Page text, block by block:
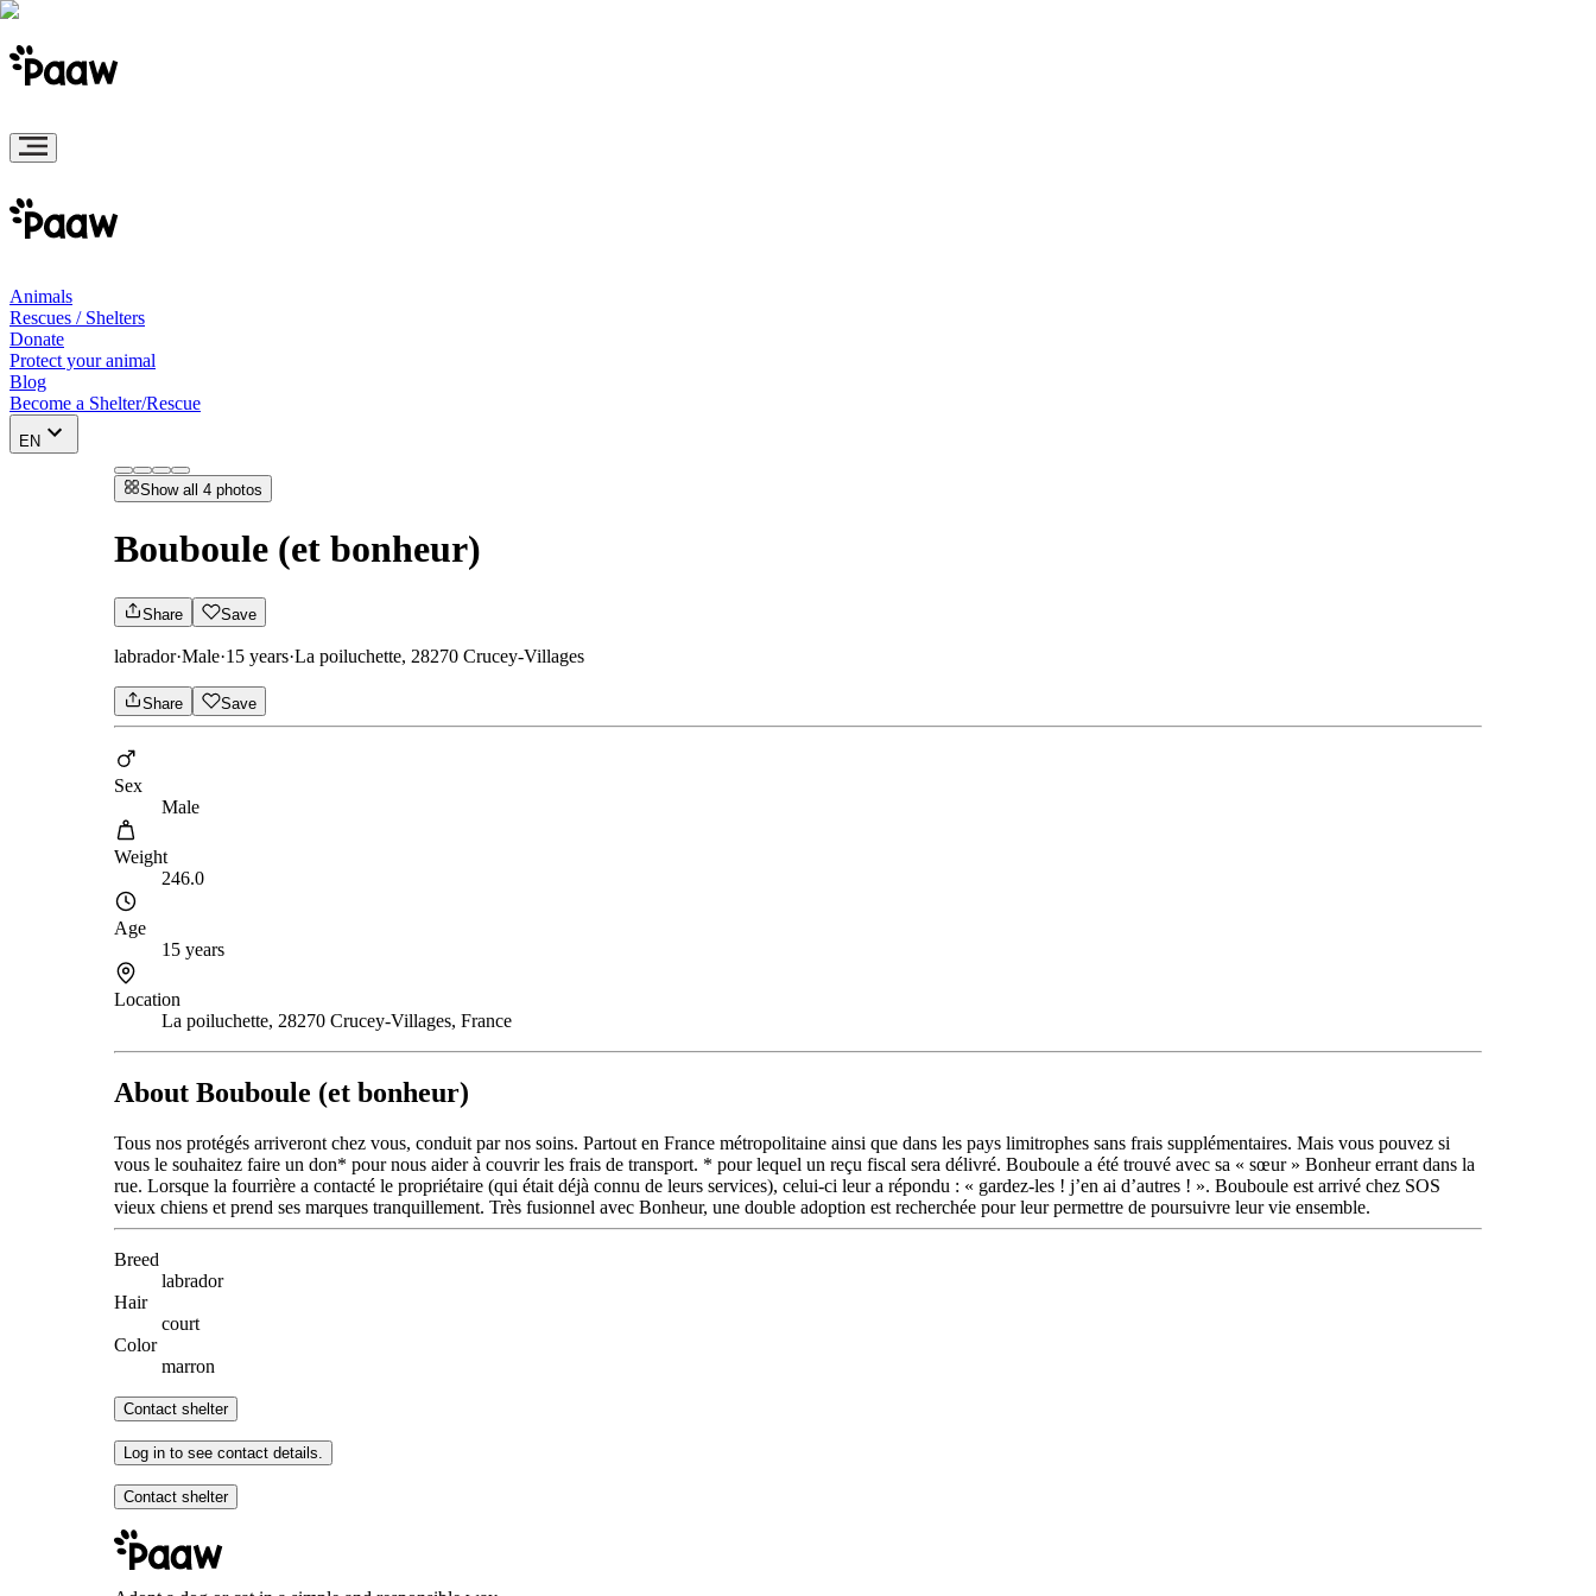
Animals
Rescues / Shelters
Donate
Protect your animal
Blog
Become a Shelter/Rescue
EN
Show all 4 photos
Bouboule (et bonheur)
Share Save
labrador·Male·15 years·La poiluchette, 28270 Crucey-Villages
Share Save
Sex
Male
Weight
246.0
Age
15 years
Location
La poiluchette, 28270 Crucey-Villages, France
About Bouboule (et bonheur)
Tous nos protégés arriveront chez vous, conduit par nos soins. Partout en France métropolitaine ainsi que dans les pays limitrophes sans frais supplémentaires. Mais vous pouvez si
vous le souhaitez faire un don* pour nous aider à couvrir les frais de transport. * pour lequel un reçu fiscal sera délivré. Bouboule a été trouvé avec sa « sœur » Bonheur errant dans la
rue. Lorsque la fourrière a contacté le propriétaire (qui était déjà connu de leurs services), celui-ci leur a répondu : « gardez-les ! j’en ai d’autres ! ». Bouboule est arrivé chez SOS
vieux chiens et prend ses marques tranquillement. Très fusionnel avec Bonheur, une double adoption est recherchée pour leur permettre de poursuivre leur vie ensemble.
Breed
labrador
Hair
court
Color
marron
Contact shelter
Log in to see contact details.
Contact shelter